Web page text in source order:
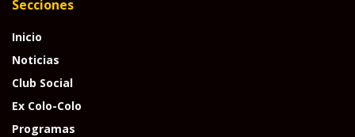
Secciones
Inicio
Noticias
Club Social
Ex Colo-Colo
Programas